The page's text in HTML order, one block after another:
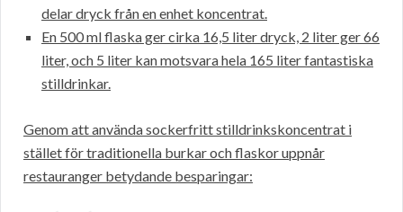
delar dryck från en enhet koncentrat.
En 500 ml flaska ger cirka 16,5 liter dryck, 2 liter ger 66
liter, och 5 liter kan motsvara hela 165 liter fantastiska
stilldrinkar.
Genom att använda sockerfritt stilldrinkskoncentrat i
stället för traditionella burkar och flaskor uppnår
restauranger betydande besparingar: